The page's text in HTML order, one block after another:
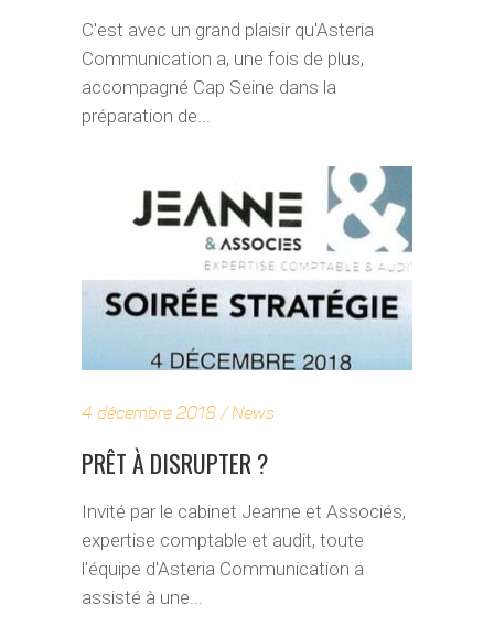
C'est avec un grand plaisir qu'Asteria
Communication a, une fois de plus,
accompagné Cap Seine dans la
préparation de...
4 décembre 2018 News
PRÊT À DISRUPTER ?
Invité par le cabinet Jeanne et Associés,
expertise comptable et audit, toute
l'équipe d'Asteria Communication a
assisté à une...